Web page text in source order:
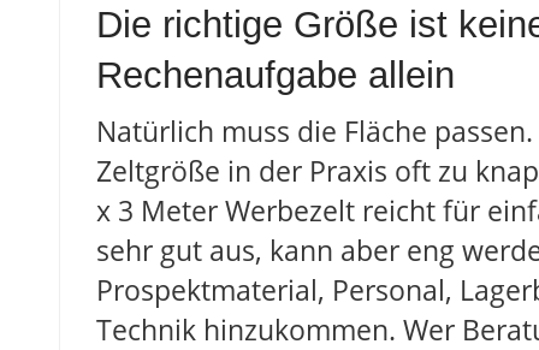
Die richtige Größe ist
Rechenaufgabe allein
Natürlich muss die Fläche
Zeltgröße in der Praxis oft zu
x 3 Meter Werbezelt reicht für
sehr gut aus, kann aber eng
Prospektmaterial, Personal,
Technik hinzukommen. Wer